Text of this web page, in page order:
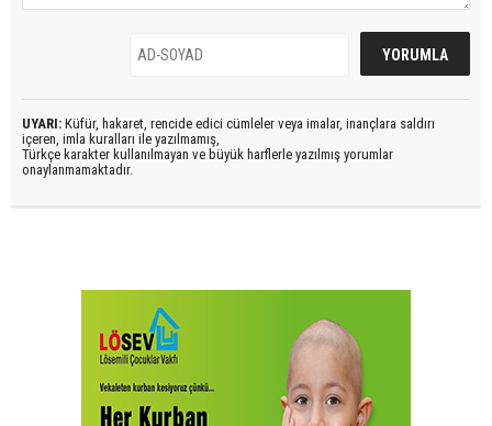
UYARI: Küfür, hakaret, rencide edici cümleler veya imalar, inançlara saldırı
içeren, imla kuralları ile yazılmamış,
Türkçe karakter kullanılmayan ve büyük harflerle yazılmış yorumlar
onaylanmamaktadır.